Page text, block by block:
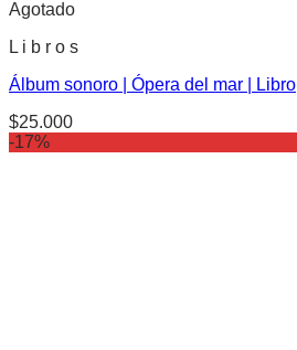
Agotado
L i b r o s
Álbum sonoro | Ópera del mar | Libro
$25.000
-17%